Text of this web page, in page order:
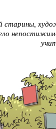
старины,